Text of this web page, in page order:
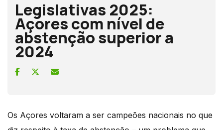
Legislativas 2025:
Açores com nível de
abstenção superior a
2024
Os Açores voltaram a ser campeões nacionais no que